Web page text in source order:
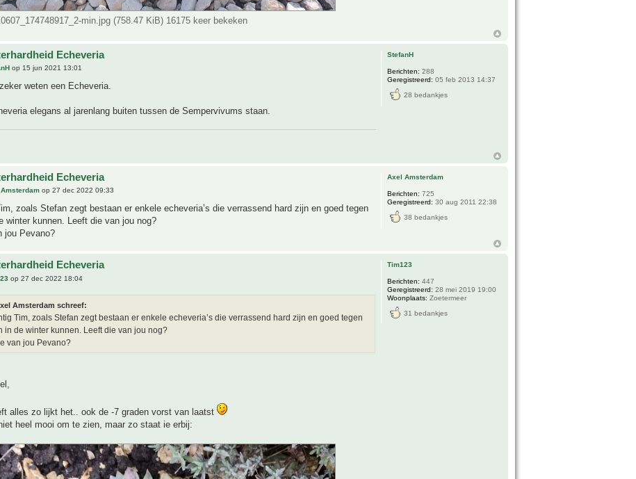
min.jpg (758.47 KiB) 16175 keer bekeken
Echeveria
op 15 jun 2021 13:01
weten een Echeveria.
elegans al jarenlang buiten tussen de Sempervivums staan.
StefanH
Berichten: 288
Geregistreerd: 05 feb 2013 14:37
28 bedankjes
Echeveria
op 27 dec 2022 09:33
zoals Stefan zegt bestaan er enkele echeveria’s die verrassend hard zijn en goed tegen
winter kunnen. Leeft die van jou nog?
jou Pevano?
Axel Amsterdam
Berichten: 725
Geregistreerd: 30 aug 2011 22:38
38 bedankjes
Echeveria
op 27 dec 2022 18:04
Amsterdam schreef:
Tim, zoals Stefan zegt bestaan er enkele echeveria’s die verrassend hard zijn en goed tegen
in de winter kunnen. Leeft die van jou nog?
van jou Pevano?
alles zo lijkt het.. ook de -7 graden vorst van laatst
heel mooi om te zien, maar zo staat ie erbij:
Tim123
Berichten: 447
Geregistreerd: 28 mei 2019 19:00
Woonplaats: Zoetermeer
31 bedankjes